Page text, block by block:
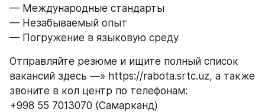
— Международные стандарты
— Незабываемый опыт
— Погружение в языковую среду
Отправляйте резюме и ищите полный список
вакансий здесь —» https://rabota.srtc.uz, а также
звоните в кол центр по телефонам:
+998 55 7013070 (Самарканд)